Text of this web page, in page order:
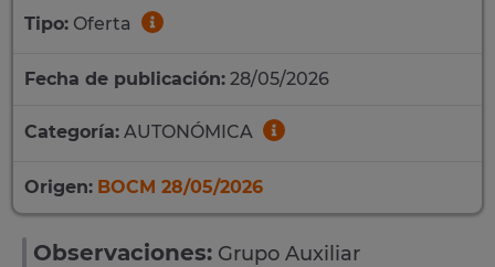
Tipo: Oferta
Fecha de publicación: 28/05/2026
Categoría: AUTONÓMICA
Origen: BOCM 28/05/2026
Observaciones: Grupo Auxiliar